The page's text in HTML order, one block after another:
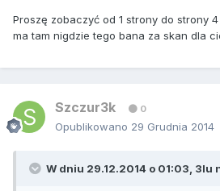
Proszę zobaczyć od 1 strony do strony
ma tam nigdzie tego bana za skan dla
Szczur3k 0
Opublikowano 29 Grudnia 2014
W dniu 29.12.2014 o 01:03, 3lu